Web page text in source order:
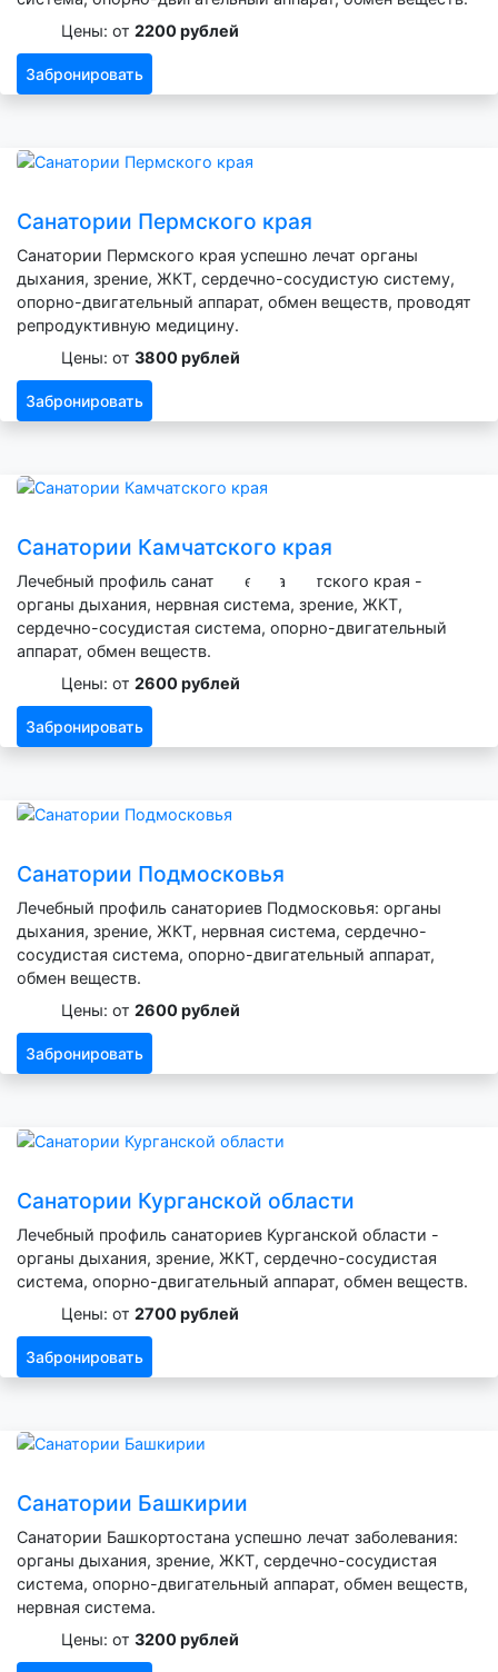
Цены: от 2200 рублей
Забронировать
Санатории Пермского края
Санатории Пермского края успешно лечат органы
дыхания, зрение, ЖКТ, сердечно-сосудистую систему,
опорно-двигательный аппарат, обмен веществ, проводят
репродуктивную медицину.
Цены: от 3800 рублей
Забронировать
Санатории Камчатского края
Лечебный профиль санаториев Камчатского края -
органы дыхания, нервная система, зрение, ЖКТ,
сердечно-сосудистая система, опорно-двигательный
аппарат, обмен веществ.
Цены: от 2600 рублей
Забронировать
Санатории Подмосковья
Лечебный профиль санаториев Подмосковья: органы
дыхания, зрение, ЖКТ, нервная система, сердечно-
сосудистая система, опорно-двигательный аппарат,
обмен веществ.
Цены: от 2600 рублей
Забронировать
Санатории Курганской области
Лечебный профиль санаториев Курганской области -
органы дыхания, зрение, ЖКТ, сердечно-сосудистая
система, опорно-двигательный аппарат, обмен веществ.
Цены: от 2700 рублей
Забронировать
Санатории Башкирии
Санатории Башкортостана успешно лечат заболевания:
органы дыхания, зрение, ЖКТ, сердечно-сосудистая
система, опорно-двигательный аппарат, обмен веществ,
нервная система.
Цены: от 3200 рублей